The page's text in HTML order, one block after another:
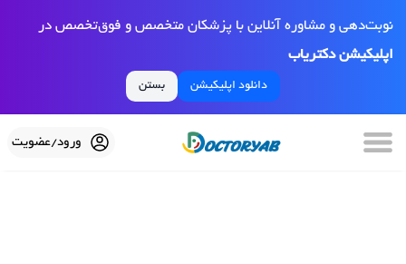
نوبت‌دهی و مشاوره آنلاین با پزشکان متخصص و فوق‌تخصص در
اپلیکیشن دکتریاب
دانلود اپلیکیشن بستن
ورود/عضویت